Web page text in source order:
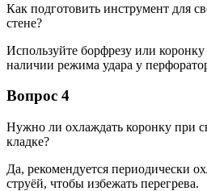
Как подготовить инструмент для
стене?
Используйте борфрезу или
наличии режима удара у
Вопрос 4
Нужно ли охлаждать коронку при
кладке?
Да, рекомендуется периодически
струёй, чтобы избежать перегрева.